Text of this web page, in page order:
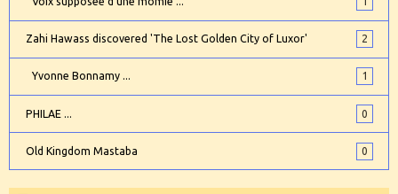
Zahi Hawass discovered 'The Lost Golden City of Luxor' 2
Yvonne Bonnamy ... 1
PHILAE ... 0
Old Kingdom Mastaba 0